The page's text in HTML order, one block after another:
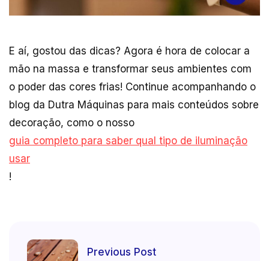
E aí, gostou das dicas? Agora é hora de colocar a
mão na massa e transformar seus ambientes com
o poder das cores frias! Continue acompanhando o
blog da Dutra Máquinas para mais conteúdos sobre
decoração, como o nosso
guia completo para saber qual tipo de iluminação
usar
!
Previous Post